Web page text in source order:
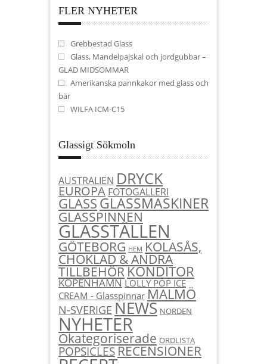
FLER NYHETER
Grebbestad Glass
Glass, Mandelpajskal och jordgubbar –
GLAD MIDSOMMAR
Amerikanska pannkakor med glass och
bär
WILFA ICM-C15
Glassigt Sökmoln
AUSTRALIEN DRYCK
EUROPA FOTOGALLERI
GLASSGLASSMASKINER
GLASSPINNEN
GLASSTÄLLEN
GÖTEBORG HEM KOLASÅS,
CHOKLAD & ANDRA
TILLBEHÖRKONDITOR
KÖPENHAMN LOLLY POP ICE
CREAM - Glasspinnar MALMÖ
N-SVERIGE NEWS NORDEN
NYHETER
Okategoriserade ORDLISTA
POPSICLESRECENSIONER